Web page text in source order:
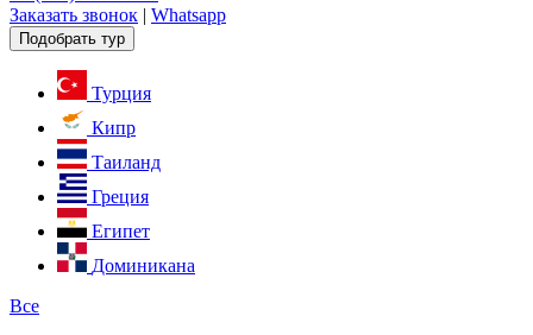
Заказать звонок | Whatsapp
Подобрать тур
Турция
Кипр
Таиланд
Греция
Египет
Доминикана
Все